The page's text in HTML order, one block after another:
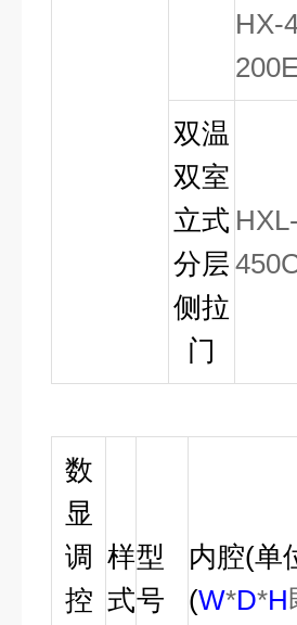
HX-
双温
双室
立式
分层
侧拉
门
数
显
调
控
样
式
型
号
内腔(单
(W*D*H